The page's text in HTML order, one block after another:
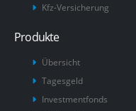
Kfz-Versicherung
Produkte
Übersicht
Tagesgeld
Investmentfonds